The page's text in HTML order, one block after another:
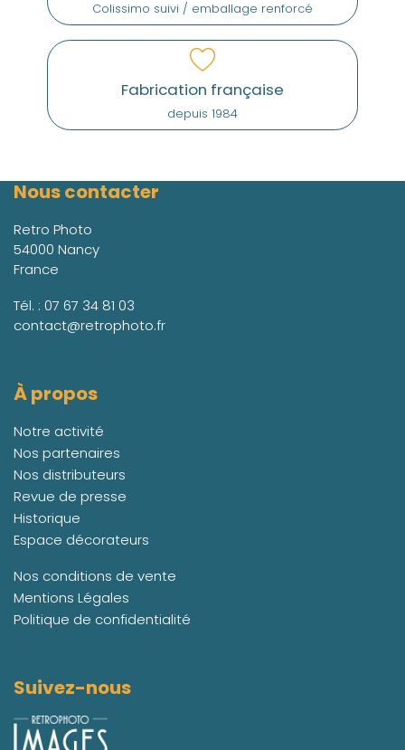
Colissimo suivi / emballage renforcé
Fabrication française
depuis 1984
Nous contacter
Retro Photo
54000 Nancy
France
Tél. : 07 67 34 81 03
contact@retrophoto.fr
À propos
Notre activité
Nos partenaires
Nos distributeurs
Revue de presse
Historique
Espace décorateurs
Nos conditions de vente
Mentions Légales
Politique de confidentialité
Suivez-nous